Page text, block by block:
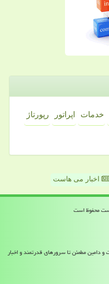
خدمات اپراتور رپورتاژ
اخبار می هاست
دامین مطمئن تا سرورهای قدرتمند و اخبار